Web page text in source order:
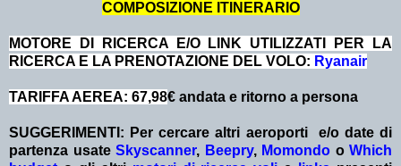
COMPOSIZIONE ITINERARIO
MOTORE DI RICERCA E/O LINK UTILIZZATI PER LA
RICERCA E LA PRENOTAZIONE DEL VOLO: Ryanair
TARIFFA AEREA: 67,98€ andata e ritorno a persona
SUGGERIMENTI: Per cercare altri aeroporti e/o date di
partenza usate Skyscanner, Beepry, Momondo o Which